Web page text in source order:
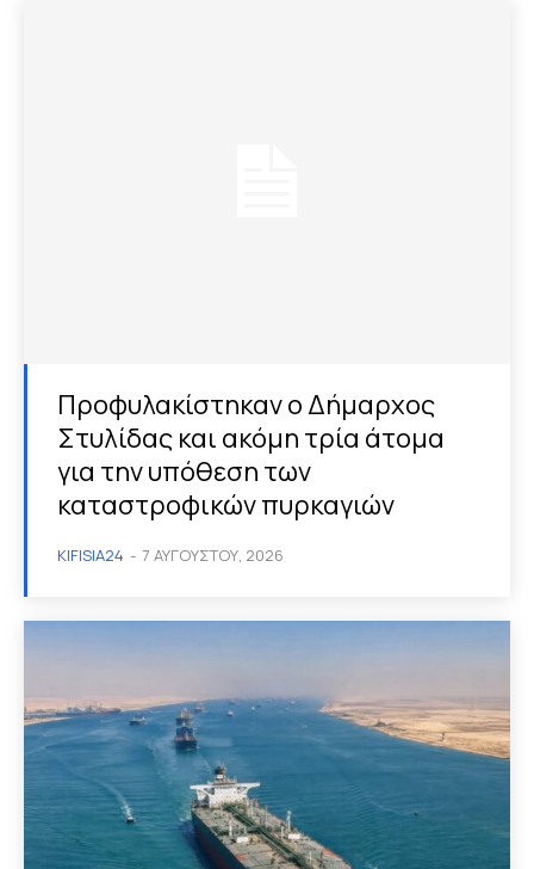
Προφυλακίστηκαν ο Δήμαρχος
Στυλίδας και ακόμη τρία άτομα
για την υπόθεση των
καταστροφικών πυρκαγιών
KIFISIA24 - 7 ΑΥΓΟΎΣΤΟΥ, 2026